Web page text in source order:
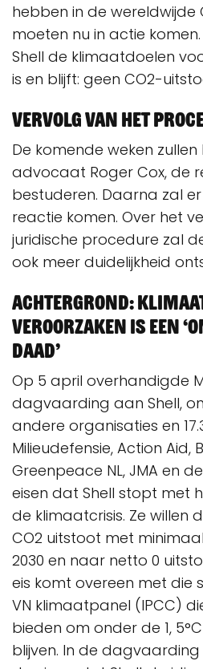
hebben in de wereldwijde
moeten nu in actie
Shell de klimaatdoelen
is en blijft: geen CO2-
Vervolg van het
De komende weken zullen
advocaat Roger Cox, de
bestuderen. Daarna zal
reactie komen. Over het
juridische procedure zal
ook meer duidelijkheid
Achtergrond:
veroorzaken is een
daad’
Op 5 april overhandigde
dagvaarding aan Shell,
andere organisaties en
Milieudefensie, Action Aid,
Greenpeace NL, JMA en
eisen dat Shell stopt met
de klimaatcrisis. Ze willen
CO2 uitstoot met
2030 en naar netto 0
eis komt overeen met die
VN klimaatpanel (IPCC)
bieden om onder de 1,
blijven. In de